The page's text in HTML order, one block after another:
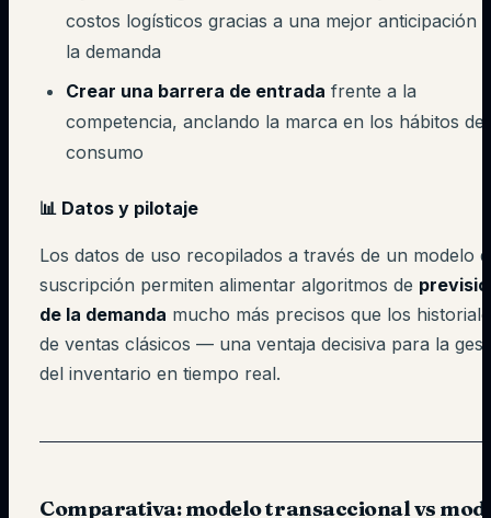
costos logísticos gracias a una mejor anticipación
la demanda
Crear una barrera de entrada frente a la
competencia, anclando la marca en los hábitos de
consumo
📊 Datos y pilotaje
Los datos de uso recopilados a través de un modelo
suscripción permiten alimentar algoritmos de
de la demanda mucho más precisos que los
de ventas clásicos — una ventaja decisiva para la
del inventario en tiempo real.
Comparativa: modelo transaccional vs